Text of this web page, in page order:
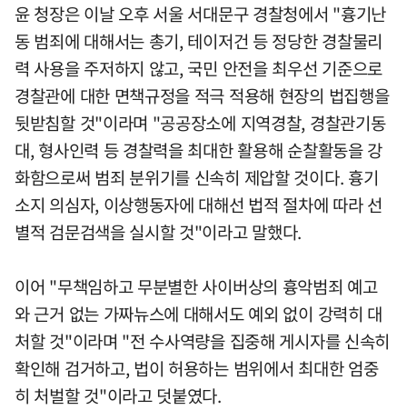
윤 청장은 이날 오후 서울 서대문구 경찰청에서 "흉기난
동 범죄에 대해서는 총기, 테이저건 등 정당한 경찰물리
력 사용을 주저하지 않고, 국민 안전을 최우선 기준으로
경찰관에 대한 면책규정을 적극 적용해 현장의 법집행을
뒷받침할 것"이라며 "공공장소에 지역경찰, 경찰관기동
대, 형사인력 등 경찰력을 최대한 활용해 순찰활동을 강
화함으로써 범죄 분위기를 신속히 제압할 것이다. 흉기
소지 의심자, 이상행동자에 대해선 법적 절차에 따라 선
별적 검문검색을 실시할 것"이라고 말했다.
이어 "무책임하고 무분별한 사이버상의 흉악범죄 예고
와 근거 없는 가짜뉴스에 대해서도 예외 없이 강력히 대
처할 것"이라며 "전 수사역량을 집중해 게시자를 신속히
확인해 검거하고, 법이 허용하는 범위에서 최대한 엄중
히 처벌할 것"이라고 덧붙였다.